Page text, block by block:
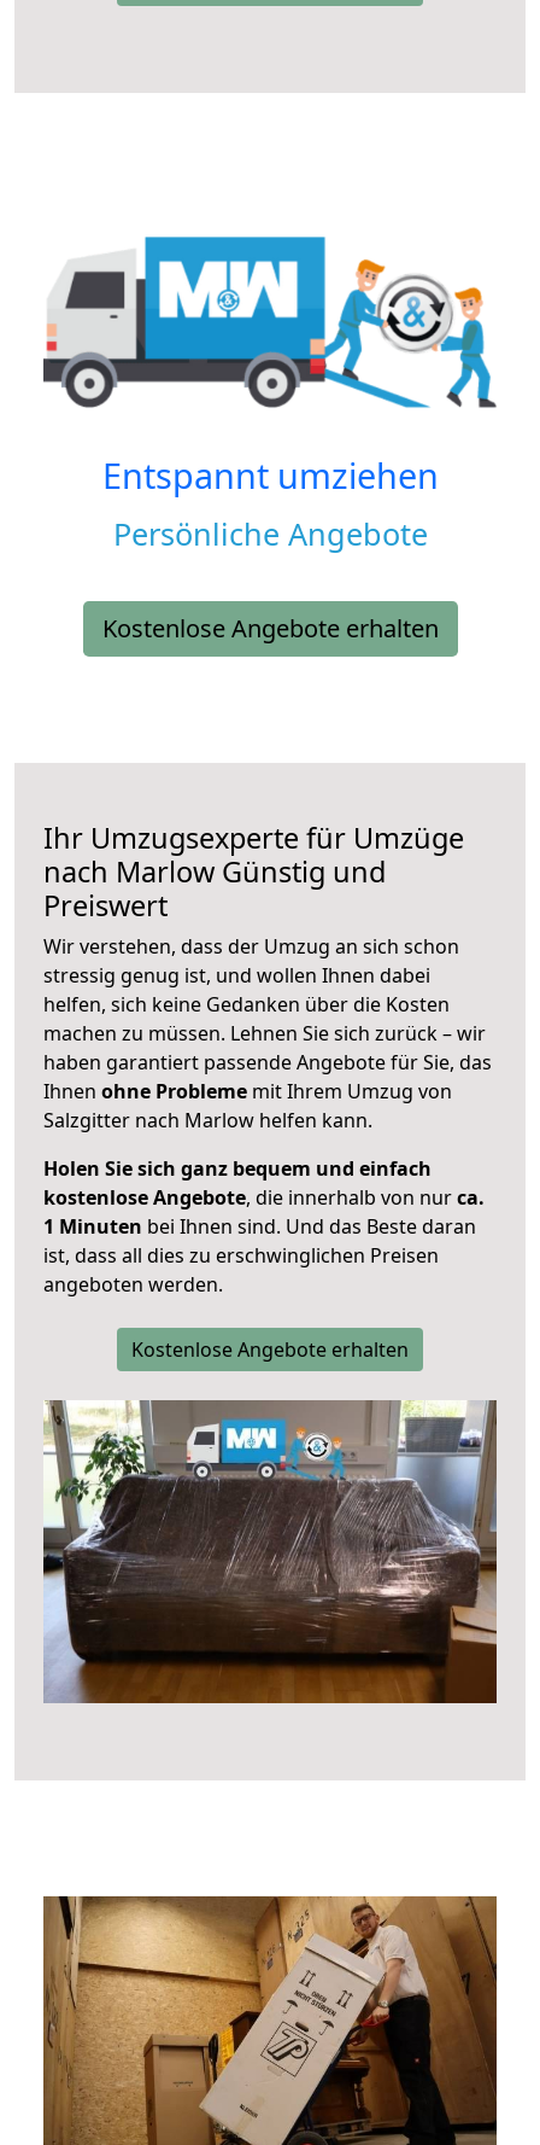
Entspannt umziehen
Persönliche Angebote
Kostenlose Angebote erhalten
Ihr Umzugsexperte für Umzüge
nach Marlow Günstig und
Preiswert
Wir verstehen, dass der Umzug an sich schon
stressig genug ist, und wollen Ihnen dabei
helfen, sich keine Gedanken über die Kosten
machen zu müssen. Lehnen Sie sich zurück – wir
haben garantiert passende Angebote für Sie, das
Ihnen ohne Probleme mit Ihrem Umzug von
Salzgitter nach Marlow helfen kann.
Holen Sie sich ganz bequem und einfach
kostenlose Angebote, die innerhalb von nurca.
1 Minuten bei Ihnen sind. Und das Beste daran
ist, dass all dies zu erschwinglichen Preisen
angeboten werden.
Kostenlose Angebote erhalten